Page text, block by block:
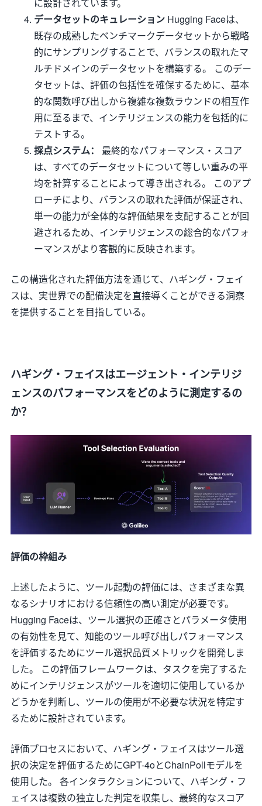
データセットのキュレーション Hugging Faceは、
既存の成熟したベンチマークデータセットから戦略
的にサンプリングすることで、バランスの取れたマ
ルチドメインのデータセットを構築する。 このデー
タセットは、評価の包括性を確保するために、基本
的な関数呼び出しから複雑な複数ラウンドの相互作
用に至るまで、インテリジェンスの能力を包括的に
テストする。
採点システム：
最終的なパフォーマンス・スコア
は、すべてのデータセットについて等しい重みの平
均を計算することによって導き出される。 このアプ
ローチにより、バランスの取れた評価が保証され、
単一の能力が全体的な評価結果を支配することが回
避されるため、インテリジェンスの総合的なパフォ
ーマンスがより客観的に反映されます。
この構造化された評価方法を通じて、ハギング・フェイ
スは、実世界での配備決定を直接導くことができる洞察
を提供することを目指している。
ハギング・フェイスはエージェント・インテリジ
ェンスのパフォーマンスをどのように測定するの
か？
評価の枠組み
上述したように、ツール起動の評価には、さまざまな異
なるシナリオにおける信頼性の高い測定が必要です。
Hugging Faceは、ツール選択の正確さとパラメータ使用
の有効性を見て、知能のツール呼び出しパフォーマンス
を評価するためにツール選択品質メトリックを開発しま
した。 この評価フレームワークは、タスクを完了するた
めにインテリジェンスがツールを適切に使用しているか
どうかを判断し、ツールの使用が不必要な状況を特定す
るために設計されています。
評価プロセスにおいて、ハギング・フェイスはツール選
択の決定を評価するためにGPT-4oとChainPollモデルを
使用した。 各インタラクションについて、ハギング・フ
ェイスは複数の独立した判定を収集し、最終的なスコア